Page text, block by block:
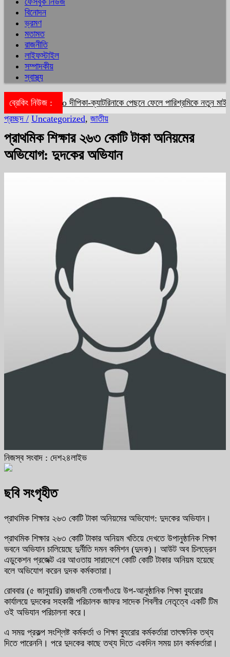
বিনোদন
ভ্রমণ
মতামত
রাজনীতি
লাইফস্টাইল
সম্পাদকীয়
স্বাস্থ্য
ব্রেকিং নিউজ :দীপিকা-ক্যাটরিনাকে পেছনে ফেলে পারিশ্রমিকে নতুন
প্রচ্ছদ / Uncategorized, জাতীয়
প্রাথমিক শিক্ষার ২৬৩ কোটি টাকা অনিয়মের
অভিযোগ: দুদকের অভিযান
নিজস্ব সংবাদ : দেশ২৪লাইভ
ছবি সংগৃহীত
প্রাথমিক শিক্ষার ২৬৩ কোটি টাকা অনিয়মের অভিযোগ: দুদকের অভিযান।
প্রাথমিক শিক্ষার ২৬৩ কোটি টাকার অনিয়ম খতিয়ে দেখতে উপানুষ্ঠানিক শিক্ষা
ভবনে অভিযান চালিয়েছে দুর্নীতি দমন কমিশন (দুদক)। আউট অব চিলড্রেন
এডুকেশন প্রজেক্ট এর আওতায় সারাদেশে কোটি কোটি টাকার অনিয়ম হয়েছে
বলে অভিযোগ করেন দুদক কর্মকতারা।
রোববার (৫ জানুয়ারি) রাজধানী তেজগাঁওয়ে উপ-আনুষ্ঠানিক শিক্ষা ব্যুরোর
কার্যালয়ে দুদকের সহকারী পরিচালক জাফর সাদেক শিবলীর নেতৃত্বে একটি টিম
ওই অভিযান পরিচালনা করে।
এ সময় প্রকল্প সংশ্লিষ্ট কর্মকর্তা ও শিক্ষা ব্যুরোর কর্মকর্তারা তাৎক্ষনিক তথ্য
দিতে পারেননি। পরে দুদকের কাছে তথ্য দিতে একদিন সময় চান কর্মকর্তারা।